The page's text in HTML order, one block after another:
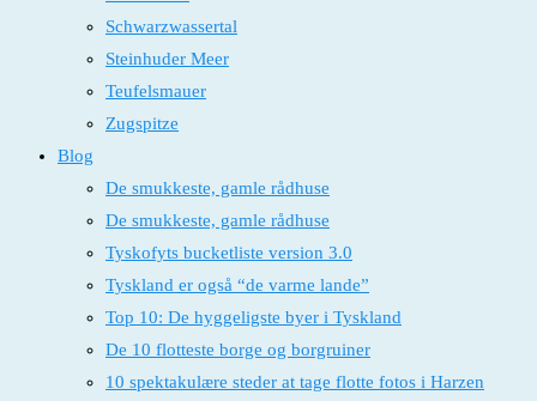
Schwarzwassertal
Steinhuder Meer
Teufelsmauer
Zugspitze
Blog
De smukkeste, gamle rådhuse
De smukkeste, gamle rådhuse
Tyskofyts bucketliste version 3.0
Tyskland er også “de varme lande”
Top 10: De hyggeligste byer i Tyskland
De 10 flotteste borge og borgruiner
10 spektakulære steder at tage flotte fotos i Harzen